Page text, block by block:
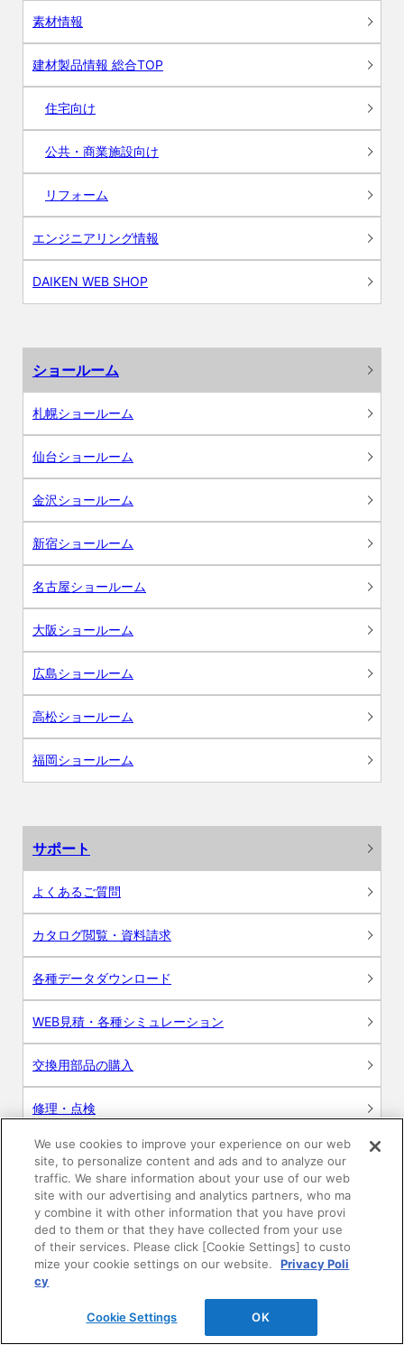
素材情報
建材製品情報 総合TOP
住宅向け
公共・商業施設向け
リフォーム
エンジニアリング情報
DAIKEN WEB SHOP
ショールーム
札幌ショールーム
仙台ショールーム
金沢ショールーム
新宿ショールーム
名古屋ショールーム
大阪ショールーム
広島ショールーム
高松ショールーム
福岡ショールーム
サポート
よくあるご質問
カタログ閲覧・資料請求
各種データダウンロード
WEB見積・各種シミュレーション
交換用部品の購入
修理・点検
お問い合わせ
ログイン
建築・設計関係者様向けサイト
ユーザー登録サービス
WEB見積システム
We use cookies to improve your experience on our web
site, to personalize content and ads and to analyze our
traffic. We share information about your use of our web
site with our advertising and analytics partners, who ma
y combine it with other information that you have provi
ded to them or that they have collected from your use
of their services. Please click [Cookie Settings] to custo
mize your cookie settings on our website.
Privacy Poli
cy
Cookie Settings OK